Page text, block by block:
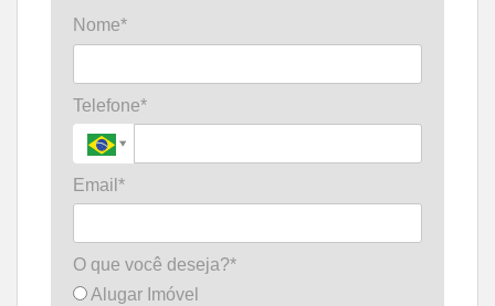
Nome*
Telefone*
Email*
O que você deseja?*
Alugar Imóvel